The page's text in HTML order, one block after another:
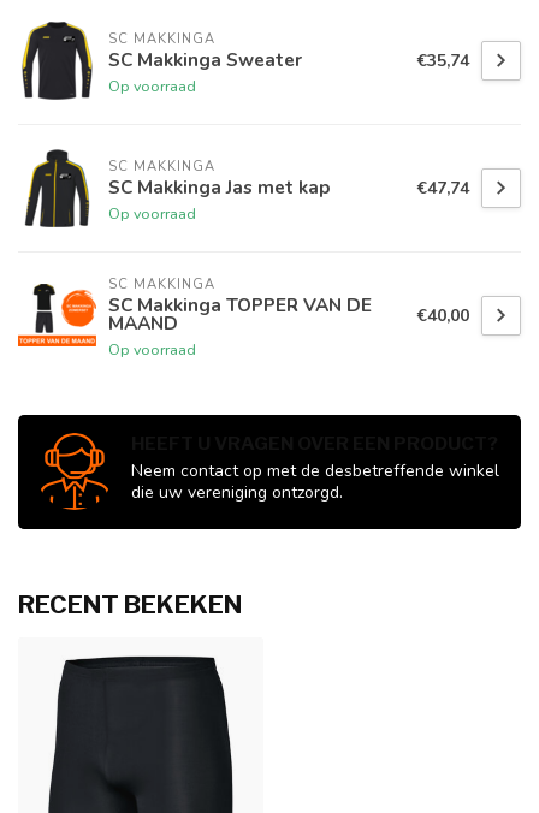
SC MAKKINGA
SC Makkinga Sweater
Op voorraad
€35,74
SC MAKKINGA
SC Makkinga Jas met kap
Op voorraad
€47,74
SC MAKKINGA
SC Makkinga TOPPER VAN DE
MAAND
Op voorraad
€40,00
Neem contact op met de desbetreffende winkel
die uw vereniging ontzorgd.
RECENT BEKEKEN